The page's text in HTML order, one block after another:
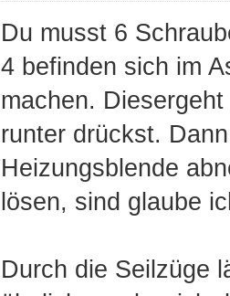
Du musst 6
4 befinden sich im
machen.
runter drückst.
Heizungsblende
lösen, sind glaube
Durch die Seilzüge